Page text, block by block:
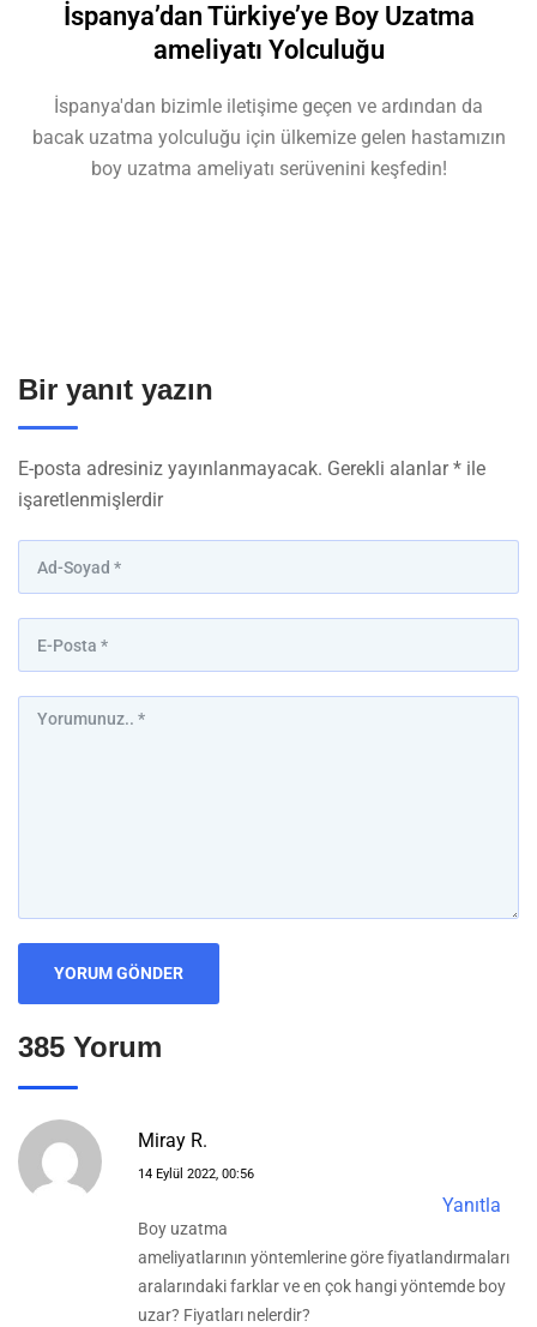
İspanya’dan Türkiye’ye Boy Uzatma
ameliyatı Yolculuğu
İspanya'dan bizimle iletişime geçen ve ardından da
bacak uzatma yolculuğu için ülkemize gelen hastamızın
boy uzatma ameliyatı serüvenini keşfedin!
Bir yanıt yazın
E-posta adresiniz yayınlanmayacak. Gerekli alanlar* ile
işaretlenmişlerdir
385 Yorum
Miray R.
14 Eylül 2022, 00:56
Yanıtla
Boy uzatma
ameliyatlarının yöntemlerine göre fiyatlandırmaları
aralarındaki farklar ve en çok hangi yöntemde boy
uzar? Fiyatları nelerdir?